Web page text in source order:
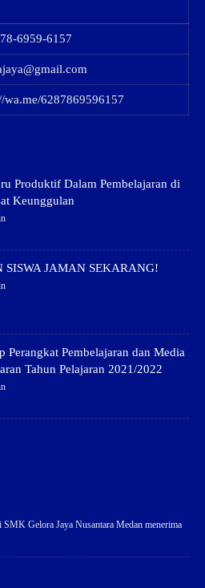
6959-6157
wa.me/6287869596157
Produktif Dalam Pembelajaran di
Keunggulan
SISWA JAMAN SEKARANG!
Perangkat Pembelajaran dan Media
Tahun Pelajaran 2021/2022
Gelora Jaya Nusantara Medan menerima